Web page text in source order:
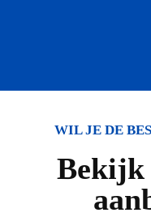
WIL JE DE
Bekijk